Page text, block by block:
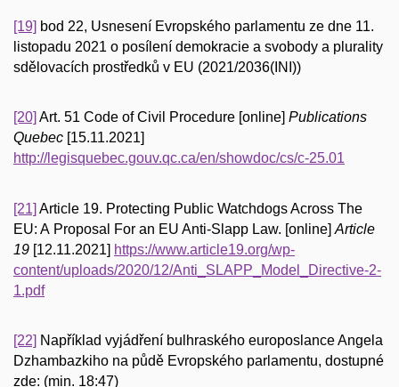
[19] bod 22, Usnesení Evropského parlamentu ze dne 11.
listopadu 2021 o posílení demokracie a svobody a plurality
sdělovacích prostředků v EU (2021/2036(INI))
[20] Art. 51 Code of Civil Procedure [online] Publications
Quebec [15.11.2021]
http://legisquebec.gouv.qc.ca/en/showdoc/cs/c-25.01
[21] Article 19. Protecting Public Watchdogs Across The
EU: A Proposal For an EU Anti-Slapp Law. [online] Article
19 [12.11.2021] https://www.article19.org/wp-
content/uploads/2020/12/Anti_SLAPP_Model_Directive-2-
1.pdf
[22] Například vyjádření bulhraského europoslance Angela
Dzhambazkiho na půdě Evropského parlamentu, dostupné
zde: (min. 18:47)